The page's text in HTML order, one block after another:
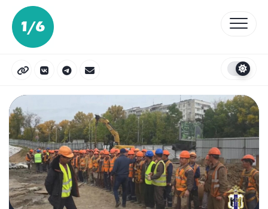
Перейти
содержанию